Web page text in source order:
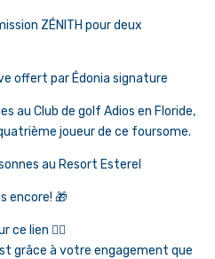
ZÉNITH pour deux
offert par Édonia signature
au Club de golf Adios en Floride,
joueur de ce foursome.
au Resort Esterel
encore! 🎁
lien 👉🏼
grâce à votre engagement que